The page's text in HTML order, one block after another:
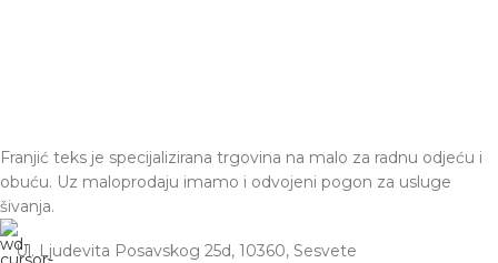
Franjić teks je specijalizirana trgovina na malo za radnu odjeću i
obuću. Uz maloprodaju imamo i odvojeni pogon za usluge
šivanja.
Ul. Ljudevita Posavskog 25d, 10360, Sesvete